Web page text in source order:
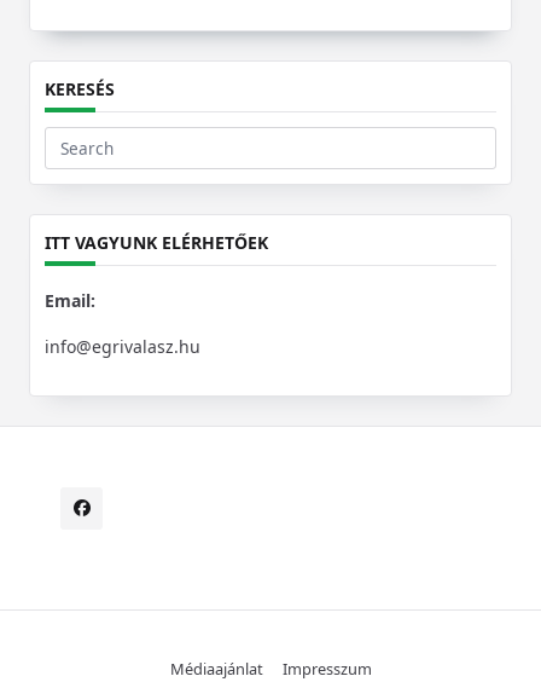
KERESÉS
Search
for:
ITT VAGYUNK ELÉRHETŐEK
Email:
info@egrivalasz.hu
Médiaajánlat Impresszum